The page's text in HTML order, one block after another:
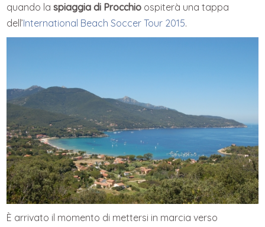
quando laspiaggia di Procchio ospiterà una tappa
dell’International Beach Soccer Tour 2015.
È arrivato il momento di mettersi in marcia verso